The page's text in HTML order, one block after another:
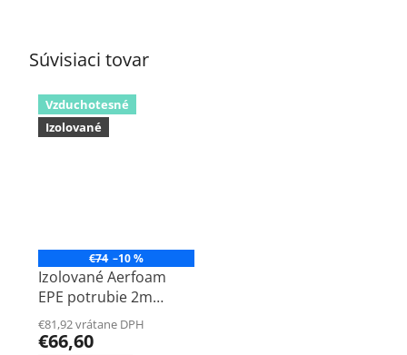
Súvisiaci tovar
Vzduchotesné
Izolované
€74 –10 %
Izolované Aerfoam
EPE potrubie 2m
DN180mm
€81,92 vrátane DPH
€66,60